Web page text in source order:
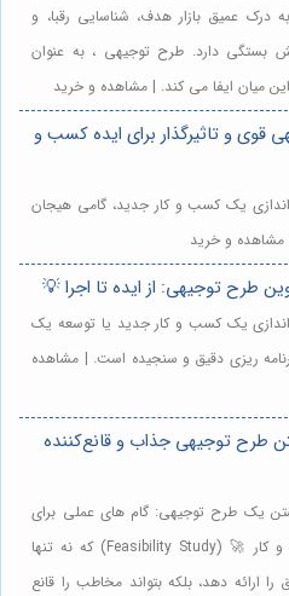
به درک عمیق بازار هدف، شناسایی رقبا، و
بستگی دارد. طرح توجیهی ، به عنوان
میان ایفا می کند. | مشاهده و خرید
و تاثیرگذار برای ایده کسب و
یک کسب و کار جدید، گامی هیجان
| مشاهده و خرید
طرح توجیهی: از ایده تا اجرا 💡
یک کسب و کار جدید یا توسعه یک
ریزی دقیق و سنجیده است. | مشاهده
طرح توجیهی جذاب و قانع‌کننده
یک طرح توجیهی: گام های عملی برای
موفقیت در راه اندازی کسب و کار 🚀 (Feasibility Study) که نه تنها
ارائه دهد، بلکه بتواند مخاطب را قانع